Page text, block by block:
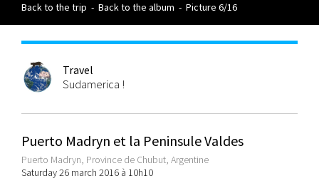
Back to the trip - Back to the album - Picture 6/16
Travel
Sudamerica !
Puerto Madryn et la Peninsule Valdes
Puerto Madryn, Province de Chubut, Argentine
Saturday 26 march 2016 à 10h10